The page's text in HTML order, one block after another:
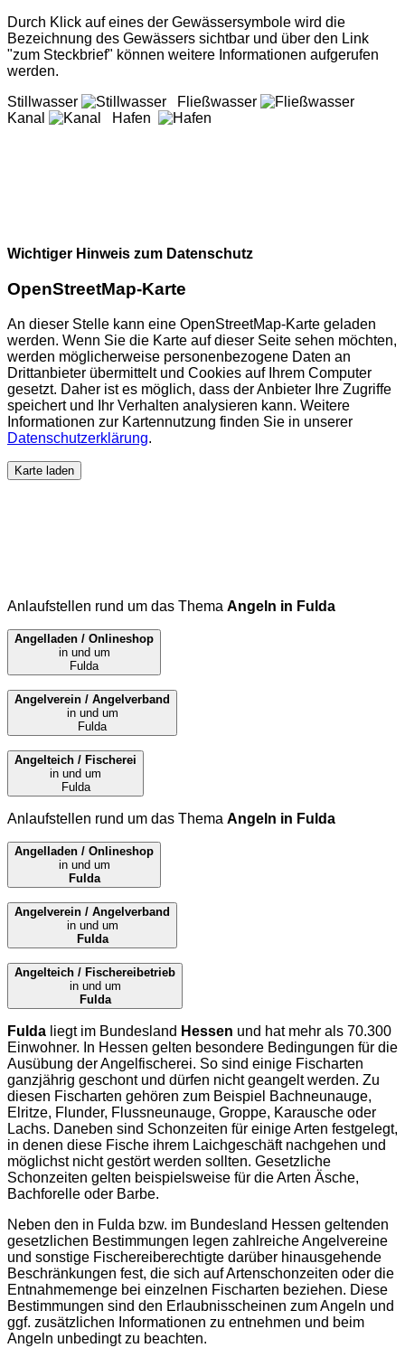
Durch Klick auf eines der Gewässersymbole wird die
Bezeichnung des Gewässers sichtbar und über den Link
"zum Steckbrief" können weitere Informationen aufgerufen
werden.
Stillwasser
Fließwasser
Kanal
Hafen
Wichtiger Hinweis zum Datenschutz
OpenStreetMap-Karte
An dieser Stelle kann eine OpenStreetMap-Karte geladen
werden. Wenn Sie die Karte auf dieser Seite sehen möchten,
werden möglicherweise personenbezogene Daten an
Drittanbieter übermittelt und Cookies auf Ihrem Computer
gesetzt. Daher ist es möglich, dass der Anbieter Ihre Zugriffe
speichert und Ihr Verhalten analysieren kann. Weitere
Informationen zur Kartennutzung finden Sie in unserer
Datenschutzerklärung.
Karte laden
Anlaufstellen rund um das Thema Angeln in Fulda
Angelladen / Onlineshop
in und um
Fulda
Angelverein / Angelverband
in und um
Fulda
Angelteich / Fischerei
in und um
Fulda
Anlaufstellen rund um das Thema Angeln in Fulda
Angelladen / Onlineshop
in und um
Fulda
Angelverein / Angelverband
in und um
Fulda
Angelteich / Fischereibetrieb
in und um
Fulda
Fulda liegt im Bundesland Hessen und hat mehr als 70.300
Einwohner. In Hessen gelten besondere Bedingungen für die
Ausübung der Angelfischerei. So sind einige Fischarten
ganzjährig geschont und dürfen nicht geangelt werden. Zu
diesen Fischarten gehören zum Beispiel Bachneunauge,
Elritze, Flunder, Flussneunauge, Groppe, Karausche oder
Lachs. Daneben sind Schonzeiten für einige Arten festgelegt,
in denen diese Fische ihrem Laichgeschäft nachgehen und
möglichst nicht gestört werden sollten. Gesetzliche
Schonzeiten gelten beispielsweise für die Arten Äsche,
Bachforelle oder Barbe.
Neben den in Fulda bzw. im Bundesland Hessen geltenden
gesetzlichen Bestimmungen legen zahlreiche Angelvereine
und sonstige Fischereiberechtigte darüber hinausgehende
Beschränkungen fest, die sich auf Artenschonzeiten oder die
Entnahmemenge bei einzelnen Fischarten beziehen. Diese
Bestimmungen sind den Erlaubnisscheinen zum Angeln und
ggf. zusätzlichen Informationen zu entnehmen und beim
Angeln unbedingt zu beachten.